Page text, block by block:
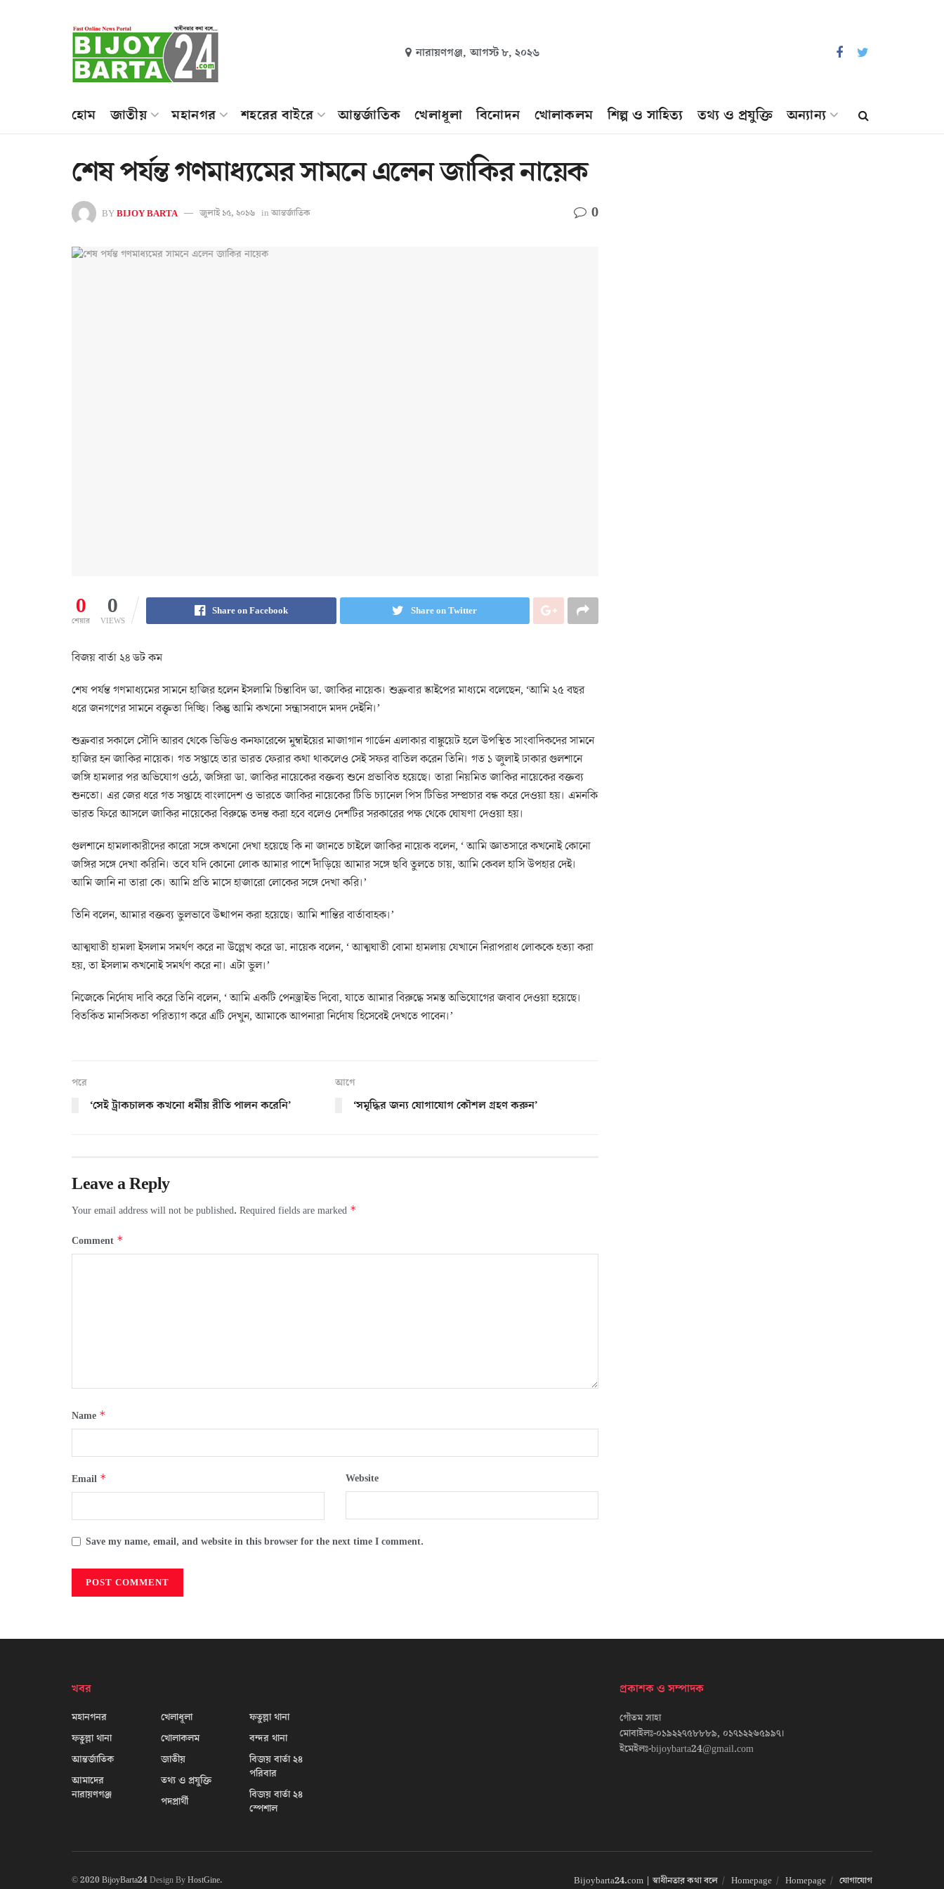
নারায়ণগঞ্জ, আগস্ট ৮, ২০২৬
হোম জাতীয় মহানগর শহরের বাইরে আন্তর্জাতিক খেলাধূলা বিনোদন খোলাকলম শিল্প ও সাহিত্য তথ্য ও প্রযুক্তি অন্যান্য
শেষ পর্যন্ত গণমাধ্যমের সামনে এলেন জাকির নায়েক
BYBIJOY BARTA জুলাই ১৫, ২০১৬ in আন্তর্জাতিক 0
0
শেয়ার
0
VIEWS
Share on Facebook Share on Twitter
বিজয় বার্তা ২৪ ডট কম
শেষ পর্যন্ত গণমাধ্যমের সামনে হাজির হলেন ইসলামি চিন্তাবিদ ডা. জাকির নায়েক। শুক্রবার স্কাইপের মাধ্যমে বলেছেন, ‘আমি ২৫ বছর
ধরে জনগণের সামনে বক্তৃতা দিচ্ছি। কিন্তু আমি কখনো সন্ত্রাসবাদে মদদ দেইনি।’
শুক্রবার সকালে সৌদি আরব থেকে ভিডিও কনফারেন্সে মুম্বাইয়ের মাজাগান গার্ডেন এলাকার বাঙ্কুয়েট হলে উপস্থিত সাংবাদিকদের সামনে
হাজির হন জাকির নায়েক। গত সপ্তাহে তার ভারত ফেরার কথা থাকলেও সেই সফর বাতিল করেন তিনি। গত ১ জুলাই ঢাকার গুলশানে
জঙ্গি হামলার পর অভিযোগ ওঠে, জঙ্গিরা ডা. জাকির নায়েকের বক্তব্য শুনে প্রভাবিত হয়েছে। তারা নিয়মিত জাকির নায়েকের বক্তব্য
শুনতো। এর জের ধরে গত সপ্তাহে বাংলাদেশ ও ভারতে জাকির নায়েকের টিভি চ্যানেল পিস টিভির সম্প্রচার বন্ধ করে দেওয়া হয়। এমনকি
ভারত ফিরে আসলে জাকির নায়েকের বিরুদ্ধে তদন্ত করা হবে বলেও দেশটির সরকারের পক্ষ থেকে ঘোষণা দেওয়া হয়।
গুলশানে হামলাকারীদের কারো সঙ্গে কখনো দেখা হয়েছে কি না জানতে চাইলে জাকির নায়েক বলেন, ‘ আমি জ্ঞাতসারে কখনোই কোনো
জঙ্গির সঙ্গে দেখা করিনি। তবে যদি কোনো লোক আমার পাশে দাঁড়িয়ে আমার সঙ্গে ছবি তুলতে চায়, আমি কেবল হাসি উপহার দেই।
আমি জানি না তারা কে। আমি প্রতি মাসে হাজারো লোকের সঙ্গে দেখা করি।’
তিনি বলেন, আমার বক্তব্য ভুলভাবে উত্থাপন করা হয়েছে। আমি শান্তির বার্তাবাহক।’
আত্মঘাতী হামলা ইসলাম সমর্থণ করে না উল্লেখ করে ডা. নায়েক বলেন, ‘ আত্মঘাতী বোমা হামলায় যেখানে নিরাপরাধ লোককে হত্যা করা
হয়, তা ইসলাম কখনোই সমর্থণ করে না। এটা ভুল।’
নিজেকে নির্দোষ দাবি করে তিনি বলেন, ‘ আমি একটি পেনড্রাইভ দিবো, যাতে আমার বিরুদ্ধে সমস্ত অভিযোগের জবাব দেওয়া হয়েছে।
বিতর্কিত মানসিকতা পরিত্যাগ করে এটি দেখুন, আমাকে আপনারা নির্দোষ হিসেবেই দেখতে পাবেন।’
পরে
‘সেই ট্রাকচালক কখনো ধর্মীয় রীতি পালন করেনি’
আগে
‘সমৃদ্ধির জন্য যোগাযোগ কৌশল গ্রহণ করুন’
Leave a Reply
Your email address will not be published. Required fields are marked *
Comment *
Name *
Email * Website
Save my name, email, and website in this browser for the next time I comment.
খবর
মহানগনর
ফতুল্লা থানা
আন্তর্জাতিক
আমাদের
নারায়ণগঞ্জ
খেলাধূলা
খোলাকলম
জাতীয়
তথ্য ও প্রযুক্তি
পদপ্রার্থী
ফতুল্লা থানা
বন্দর থানা
বিজয় বার্তা ২৪
পরিবার
বিজয় বার্তা ২৪
স্পেশাল
প্রকাশক ও সম্পাদক
গৌতম সাহা
মোবাইলঃ-০১৯২২৭৫৮৮৮৯, ০১৭১২২৬৫৯৯৭।
ইমেইলঃ-bijoybarta24@gmail.com
Bijoybarta24.com | স্বাধীনতার কথা বলে Homepage Homepage যোগাযোগ
© 2020BijoyBarta24Design ByHostGine.